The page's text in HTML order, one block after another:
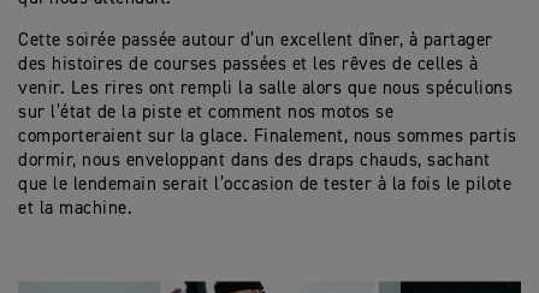
Cette soirée passée autour d’un excellent dîner, à partager
des histoires de courses passées et les rêves de celles à
venir. Les rires ont rempli la salle alors que nous spéculions
sur l’état de la piste et comment nos motos se
comporteraient sur la glace. Finalement, nous sommes partis
dormir, nous enveloppant dans des draps chauds, sachant
que le lendemain serait l’occasion de tester à la fois le pilote
et la machine.